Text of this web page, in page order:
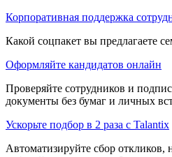
Корпоративная поддержка
Какой соцпакет вы предлагаете
Оформляйте кандидатов онлайн
Проверяйте сотрудников и
документы без бумаг и личных
Ускорьте подбор в 2 раза с Talantix
Автоматизируйте сбор откликов,